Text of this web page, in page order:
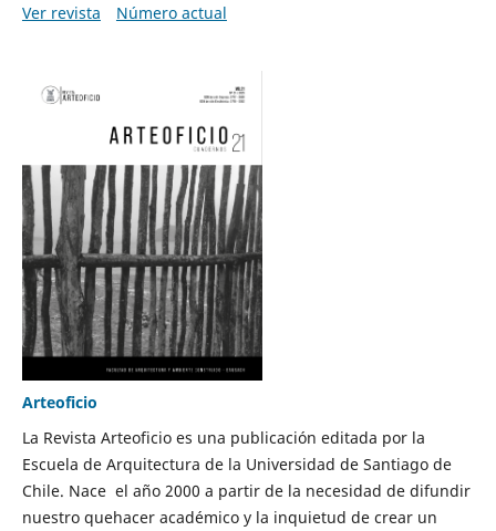
Ver revista
Número actual
Arteoficio
La Revista Arteoficio es una publicación editada por la
Escuela de Arquitectura de la Universidad de Santiago de
Chile. Nace el año 2000 a partir de la necesidad de difundir
nuestro quehacer académico y la inquietud de crear un